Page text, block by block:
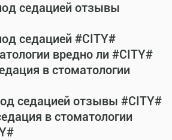
седацией отзывы
седацией #CITY#
вредно ли #CITY#
в стоматологии
седацией отзывы #CITY#
в стоматологии